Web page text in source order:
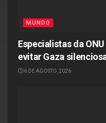
MUNDO
Especialistas da
evitar Gaza
6 DE AGOSTO, 2026